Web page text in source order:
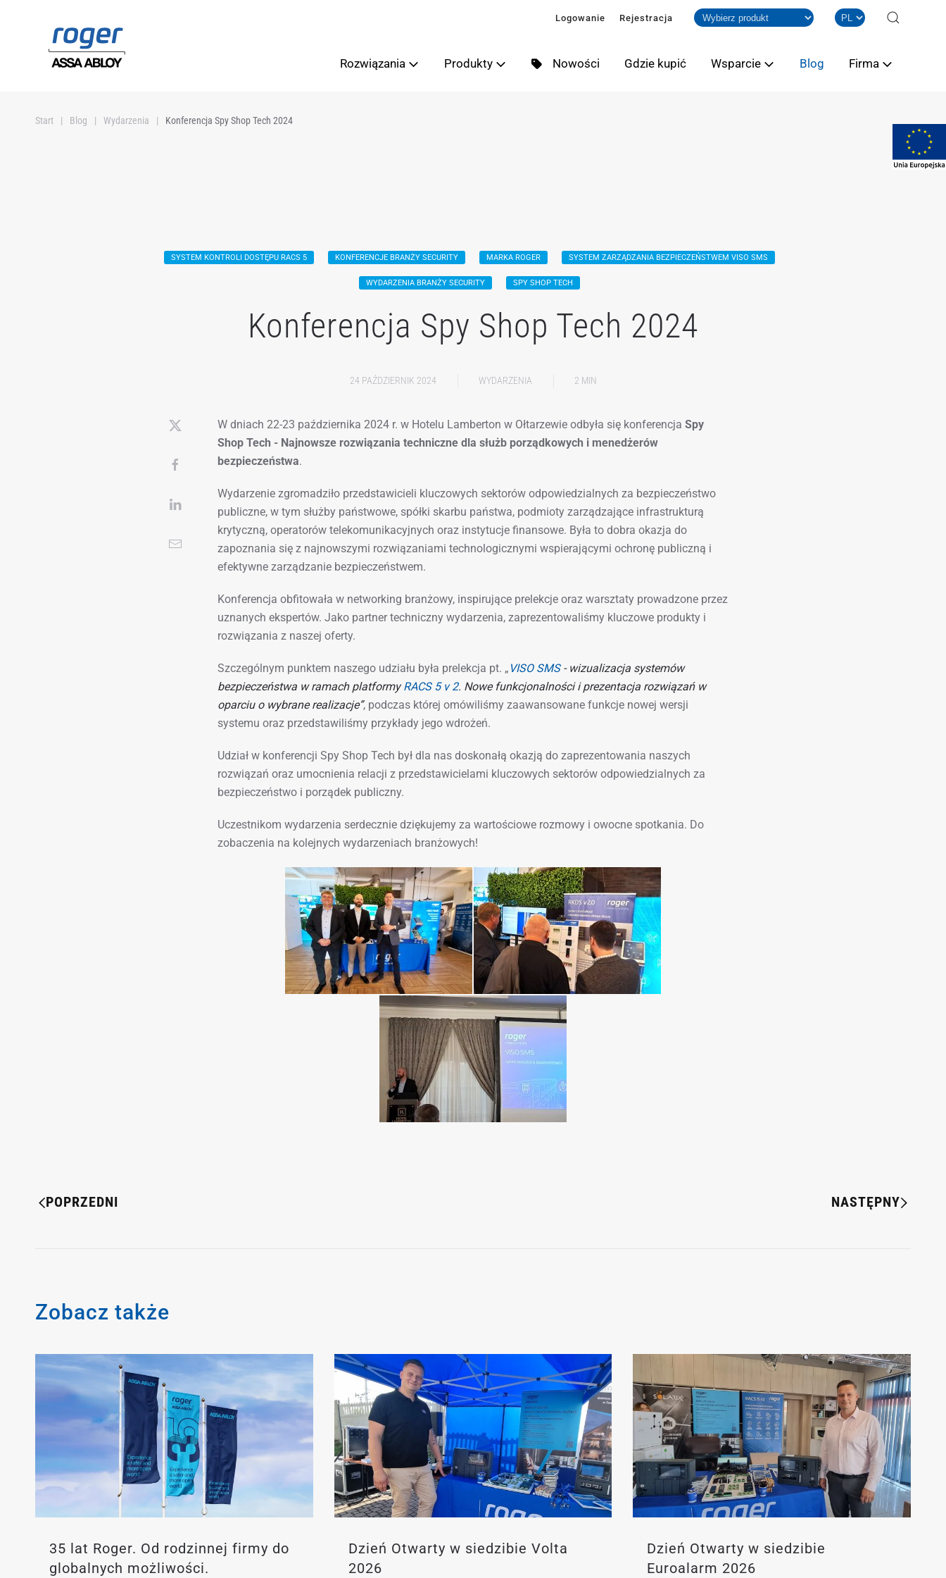
Przejdź do głównej treści
Logowanie Rejestracja
Rozwiązania Produkty Nowości Gdzie kupić Wsparcie Blog Firma
Start Blog Wydarzenia Konferencja Spy Shop Tech 2024
SYSTEM KONTROLI DOSTĘPU RACS 5 KONFERENCJE BRANŻY SECURITY MARKA ROGER SYSTEM ZARZĄDZANIA BEZPIECZEŃSTWEM VISO SMS
WYDARZENIA BRANŻY SECURITY SPY SHOP TECH
Konferencja Spy Shop Tech 2024
24 PAŹDZIERNIK 2024 WYDARZENIA 2 MIN
W dniach 22-23 października 2024 r. w Hotelu Lamberton w Ołtarzewie odbyła się konferencja Spy
Shop Tech - Najnowsze rozwiązania techniczne dla służb porządkowych i menedżerów
bezpieczeństwa.
Wydarzenie zgromadziło przedstawicieli kluczowych sektorów odpowiedzialnych za bezpieczeństwo
publiczne, w tym służby państwowe, spółki skarbu państwa, podmioty zarządzające infrastrukturą
krytyczną, operatorów telekomunikacyjnych oraz instytucje finansowe. Była to dobra okazja do
zapoznania się z najnowszymi rozwiązaniami technologicznymi wspierającymi ochronę publiczną i
efektywne zarządzanie bezpieczeństwem.
Konferencja obfitowała w networking branżowy, inspirujące prelekcje oraz warsztaty prowadzone przez
uznanych ekspertów. Jako partner techniczny wydarzenia, zaprezentowaliśmy kluczowe produkty i
rozwiązania z naszej oferty.
Szczególnym punktem naszego udziału była prelekcja pt. „ VISO SMS- wizualizacja systemów
bezpieczeństwa w ramach platformyRACS 5 v 2. Nowe funkcjonalności i prezentacja rozwiązań w
oparciu o wybrane realizacje”, podczas której omówiliśmy zaawansowane funkcje nowej wersji
systemu oraz przedstawiliśmy przykłady jego wdrożeń.
Udział w konferencji Spy Shop Tech był dla nas doskonałą okazją do zaprezentowania naszych
rozwiązań oraz umocnienia relacji z przedstawicielami kluczowych sektorów odpowiedzialnych za
bezpieczeństwo i porządek publiczny.
Uczestnikom wydarzenia serdecznie dziękujemy za wartościowe rozmowy i owocne spotkania. Do
zobaczenia na kolejnych wydarzeniach branżowych!
POPRZEDNI NASTĘPNY
Zobacz także
35 lat Roger. Od rodzinnej firmy do
globalnych możliwości.
Dzień Otwarty w siedzibie Volta
2026
Dzień Otwarty w siedzibie
Euroalarm 2026